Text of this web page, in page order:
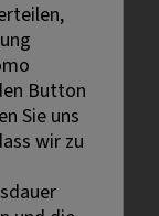
Button
Sie uns
wir zu